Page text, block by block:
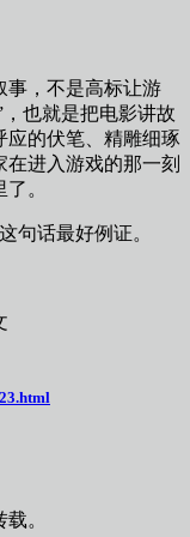
，不是高标让游
也就是把电影讲故
应的伏笔、精雕细琢
进入游戏的那一刻
。
话最好例证。
。